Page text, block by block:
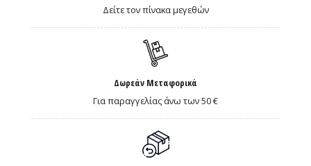
Δείτε τον πίνακα μεγεθών
Δωρεάν Μεταφορικά
Για παραγγελίας άνω των 50 €